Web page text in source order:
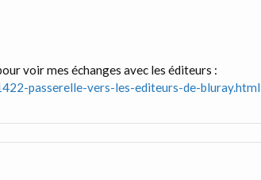
voir mes échanges avec les éditeurs :
passerelle-vers-les-editeurs-de-bluray.html